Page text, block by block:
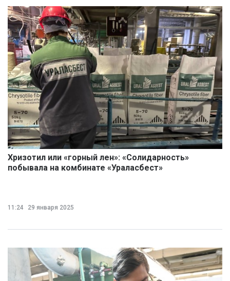
Хризотил или «горный лен»: «Солидарность»
побывала на комбинате «Ураласбест»
11:24 29 января 2025